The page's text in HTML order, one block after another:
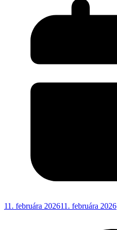
11. februára 202611. februára 2026